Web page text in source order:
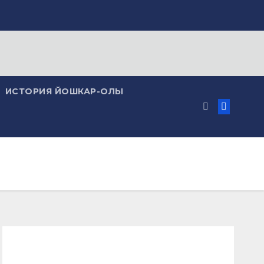
ИСТОРИЯ ЙОШКАР-ОЛЫ